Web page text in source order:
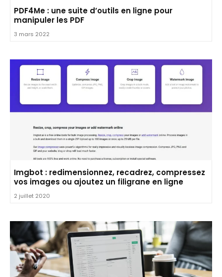
PDF4Me : une suite d’outils en ligne pour
manipuler les PDF
3 mars 2022
Imgbot : redimensionnez, recadrez, compressez
vos images ou ajoutez un filigrane en ligne
2 juillet 2020